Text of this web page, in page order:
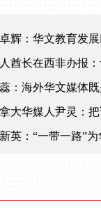
辉：华文教育发
酋长在西非办报
：海外华文媒体
大华媒人尹灵：
英：“一带一路”